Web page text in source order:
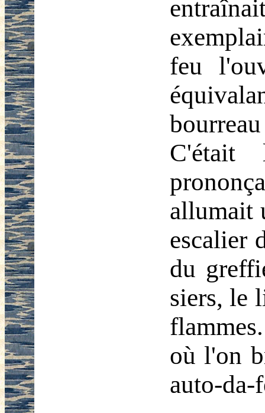
feu
C'était
allumait
escalier
du
siers, le
où l'on
auto-da-